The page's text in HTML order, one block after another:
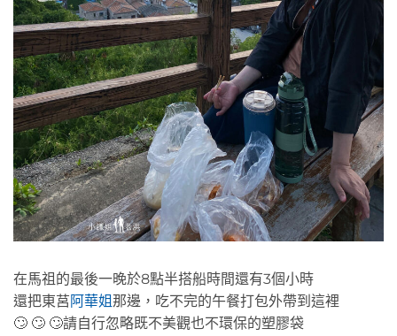
在馬祖的最後一晚於8點半搭船時間還有3個小時
還把東莒阿華姐那邊，吃不完的午餐打包外帶到這裡
🙄 🙄 🙄請自行忽略既不美觀也不環保的塑膠袋